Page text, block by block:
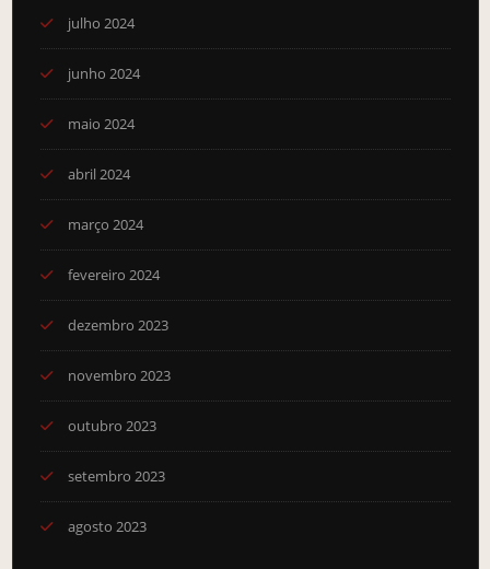
julho 2024
junho 2024
maio 2024
abril 2024
março 2024
fevereiro 2024
dezembro 2023
novembro 2023
outubro 2023
setembro 2023
agosto 2023